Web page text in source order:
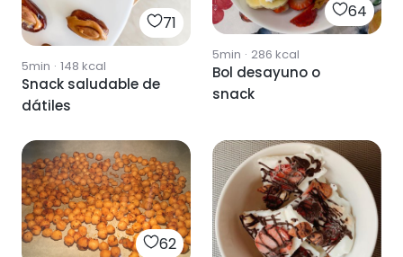
71
5min · 148 kcal
Snack saludable de
dátiles
64
5min · 286 kcal
Bol desayuno o
snack
62